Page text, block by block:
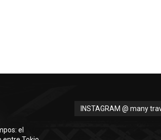
el
INSTAGRAM @ many